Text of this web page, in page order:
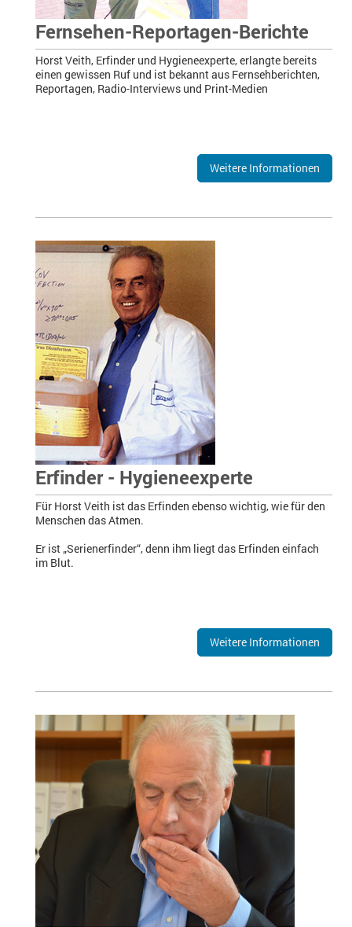
Fernsehen-Reportagen-Berichte
Horst Veith, Erfinder und Hygieneexperte, erlangte bereits
einen gewissen Ruf und ist bekannt aus Fernsehberichten,
Reportagen, Radio-Interviews und Print-Medien
Weitere Informationen
Erfinder - Hygieneexperte
Für Horst Veith ist das Erfinden ebenso wichtig, wie für den
Menschen das Atmen.
Er ist „Serienerfinder“, denn ihm liegt das Erfinden einfach
im Blut.
Weitere Informationen